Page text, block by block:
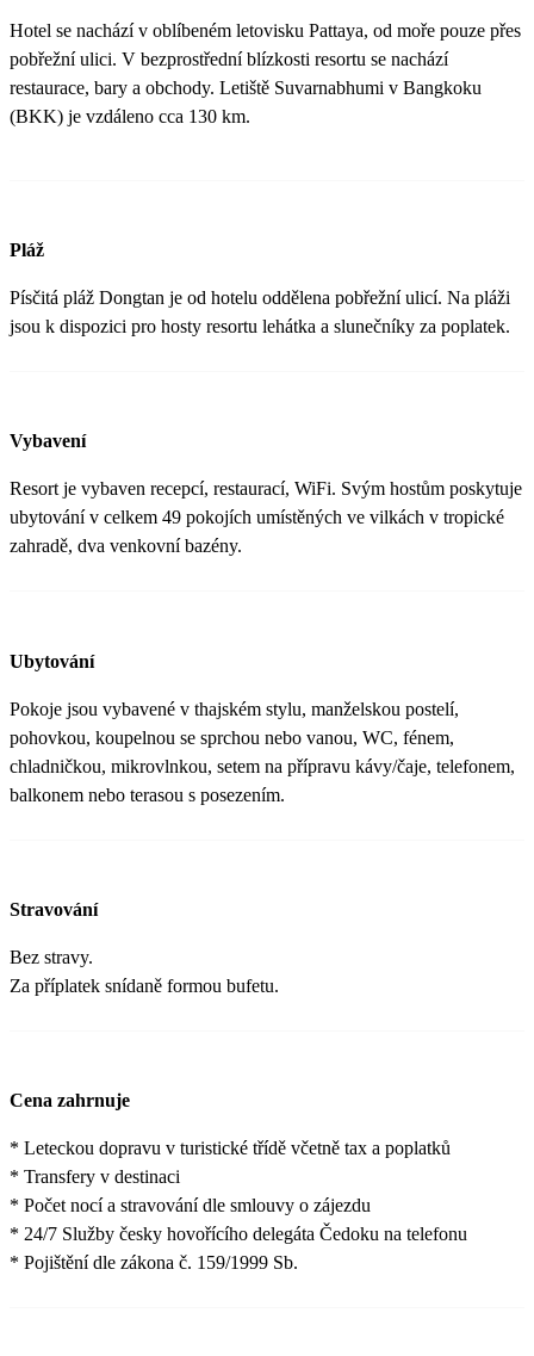
Hotel se nachází v oblíbeném letovisku Pattaya, od moře pouze přes
pobřežní ulici. V bezprostřední blízkosti resortu se nachází
restaurace, bary a obchody. Letiště Suvarnabhumi v Bangkoku
(BKK) je vzdáleno cca 130 km.
Pláž
Písčitá pláž Dongtan je od hotelu oddělena pobřežní ulicí. Na pláži
jsou k dispozici pro hosty resortu lehátka a slunečníky za poplatek.
Vybavení
Resort je vybaven recepcí, restaurací, WiFi. Svým hostům poskytuje
ubytování v celkem 49 pokojích umístěných ve vilkách v tropické
zahradě, dva venkovní bazény.
Ubytování
Pokoje jsou vybavené v thajském stylu, manželskou postelí,
pohovkou, koupelnou se sprchou nebo vanou, WC, fénem,
chladničkou, mikrovlnkou, setem na přípravu kávy/čaje, telefonem,
balkonem nebo terasou s posezením.
Stravování
Bez stravy.
Za příplatek snídaně formou bufetu.
Cena zahrnuje
* Leteckou dopravu v turistické třídě včetně tax a poplatků
* Transfery v destinaci
* Počet nocí a stravování dle smlouvy o zájezdu
* 24/7 Služby česky hovořícího delegáta Čedoku na telefonu
* Pojištění dle zákona č. 159/1999 Sb.